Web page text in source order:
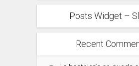
Posts Widget –
Recent